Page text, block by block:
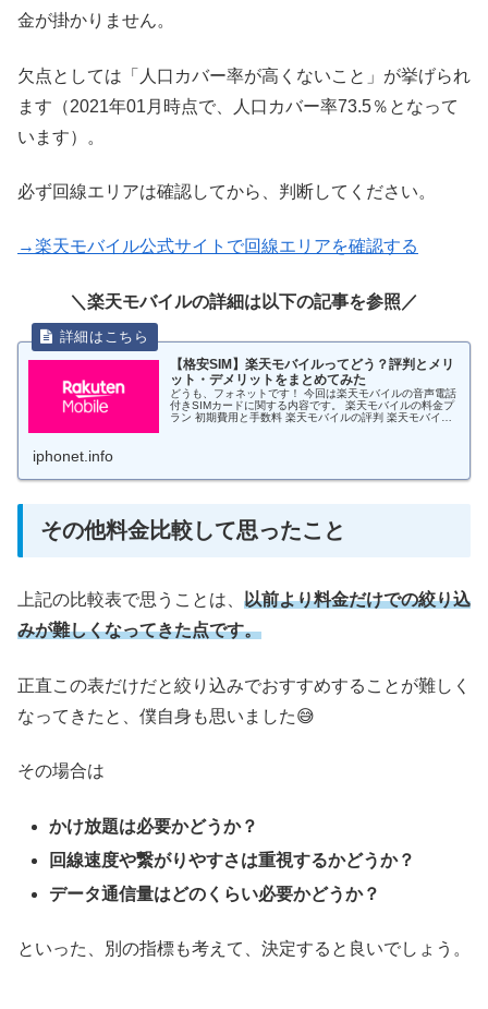
金が掛かりません。
欠点としては「人口カバー率が高くないこと」が挙げられ
ます（2021年01月時点で、人口カバー率73.5％となって
います）。
必ず回線エリアは確認してから、判断してください。
→楽天モバイル公式サイトで回線エリアを確認する
＼楽天モバイルの詳細は以下の記事を参照／
【格安SIM】楽天モバイルってどう？評判とメリ
ット・デメリットをまとめてみた
どうも、フォネットです！ 今回は楽天モバイルの音声電話
付きSIMカードに関する内容です。 楽天モバイルの料金プ
ラン 初期費用と手数料 楽天モバイルの評判 楽天モバイル
iphonet.info
その他料金比較して思ったこと
上記の比較表で思うことは、 以前より料金だけでの絞り込
みが難しくなってきた点です。
正直この表だけだと絞り込みでおすすめすることが難しく
なってきたと、僕自身も思いました😅
その場合は
かけ放題は必要かどうか？
回線速度や繋がりやすさは重視するかどうか？
データ通信量はどのくらい必要かどうか？
といった、別の指標も考えて、決定すると良いでしょう。